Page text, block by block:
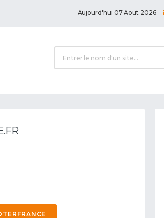
Aujourd'hui 07 Aout 2026